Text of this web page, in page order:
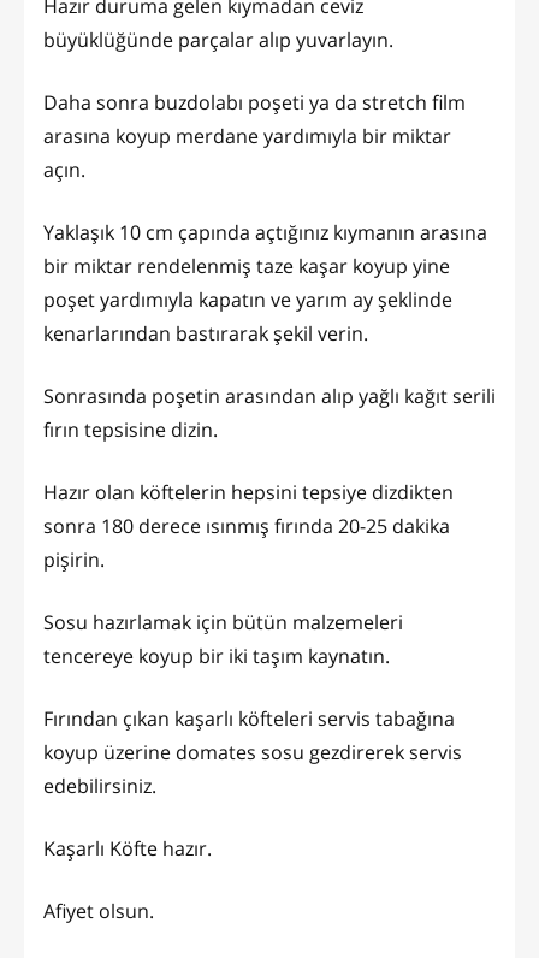
Hazır duruma gelen kıymadan ceviz
büyüklüğünde parçalar alıp yuvarlayın.
Daha sonra buzdolabı poşeti ya da stretch film
arasına koyup merdane yardımıyla bir miktar
açın.
Yaklaşık 10 cm çapında açtığınız kıymanın arasına
bir miktar rendelenmiş taze kaşar koyup yine
poşet yardımıyla kapatın ve yarım ay şeklinde
kenarlarından bastırarak şekil verin.
Sonrasında poşetin arasından alıp yağlı kağıt serili
fırın tepsisine dizin.
Hazır olan köftelerin hepsini tepsiye dizdikten
sonra 180 derece ısınmış fırında 20-25 dakika
pişirin.
Sosu hazırlamak için bütün malzemeleri
tencereye koyup bir iki taşım kaynatın.
Fırından çıkan kaşarlı köfteleri servis tabağına
koyup üzerine domates sosu gezdirerek servis
edebilirsiniz.
Kaşarlı Köfte hazır.
Afiyet olsun.